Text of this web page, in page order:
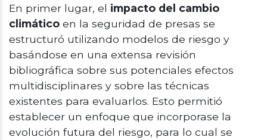
En primer lugar, el impacto del cambio
climático en la seguridad de presas se
estructuró utilizando modelos de riesgo y
basándose en una extensa revisión
bibliográfica sobre sus potenciales efectos
multidisciplinares y sobre las técnicas
existentes para evaluarlos. Esto permitió
establecer un enfoque que incorporase la
evolución futura del riesgo, para lo cual se